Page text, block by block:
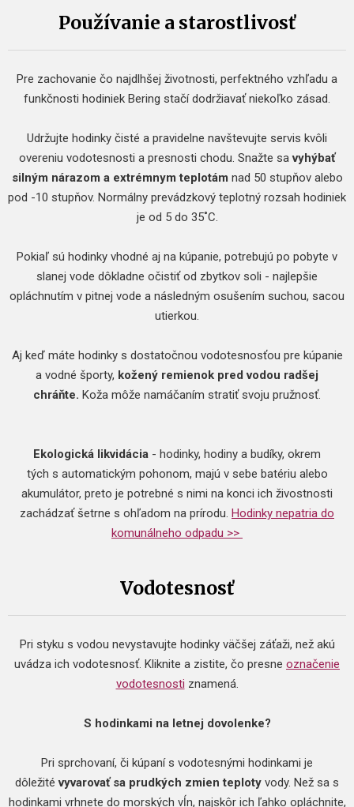
Používanie a starostlivosť
Pre zachovanie čo najdlhšej životnosti, perfektného vzhľadu a
funkčnosti hodiniek Bering stačí dodržiavať niekoľko zásad.
Udržujte hodinky čisté a pravidelne navštevujte servis kvôli
overeniu vodotesnosti a presnosti chodu. Snažte savyhýbať
silným nárazom a extrémnym teplotám nad 50 stupňov alebo
pod -10 stupňov. Normálny prevádzkový teplotný rozsah hodiniek
je od 5 do 35˚C.
Pokiaľ sú hodinky vhodné aj na kúpanie, potrebujú po pobyte v
slanej vode dôkladne očistiť od zbytkov soli - najlepšie
opláchnutím v pitnej vode a následným osušením suchou, sacou
utierkou.
Aj keď máte hodinky s dostatočnou vodotesnosťou pre kúpanie
a vodné športy, kožený remienok pred vodou radšej
chráňte. Koža môže namáčaním stratiť svoju pružnosť.
Ekologická likvidácia - hodinky, hodiny a budíky, okrem
tých s automatickým pohonom, majú v sebe batériu alebo
akumulátor, preto je potrebné s nimi na konci ich živostnosti
zachádzať šetrne s ohľadom na prírodu. Hodinky nepatria do
komunálneho odpadu >>
Vodotesnosť
Pri styku s vodou nevystavujte hodinky väčšej záťaži, než akú
uvádza ich vodotesnosť. Kliknite a zistite, čo presne označenie
vodotesnosti znamená.
S hodinkami na letnej dovolenke?
Pri sprchovaní, či kúpaní s vodotesnými hodinkami je
dôležitévyvarovať sa prudkých zmien teploty vody. Než sa s
hodinkami vrhnete do morských vĺn, najskôr ich ľahko opláchnite,